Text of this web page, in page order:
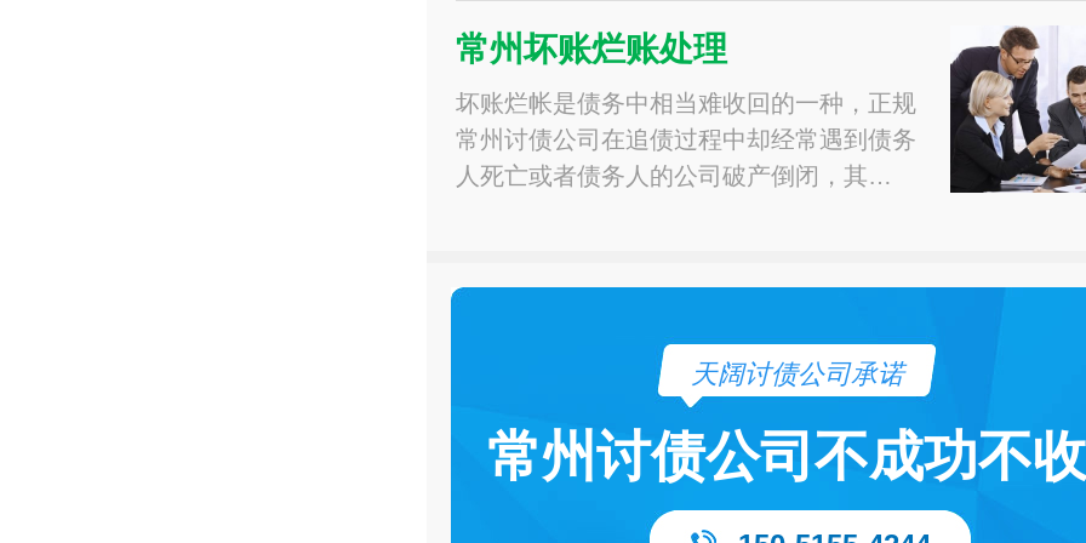
常州坏账烂账处理
坏账烂帐是债务中相当难收回的一种，正规
常州讨债公司在追债过程中却经常遇到债务
人死亡或者债务人的公司破产倒闭，其…
天阔讨债公司承诺
常州讨债公司不成功不